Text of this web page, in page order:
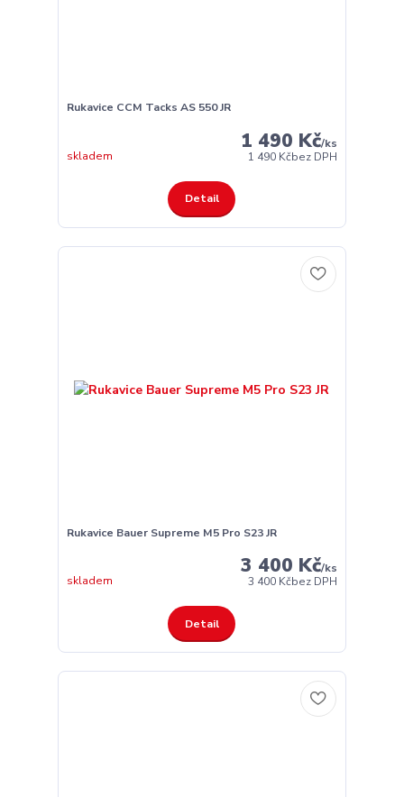
Rukavice CCM Tacks AS 550 JR
1 490 Kč/ks
1 490 Kčbez DPH
skladem
Detail
Rukavice Bauer Supreme M5 Pro S23 JR
3 400 Kč/ks
3 400 Kčbez DPH
skladem
Detail